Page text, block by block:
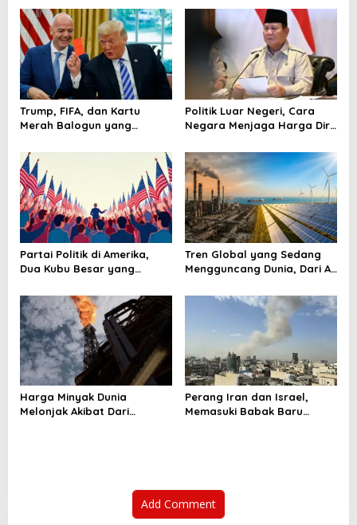
v
i
g
a
t
i
o
n
Trump, FIFA, dan Kartu
Merah Balogun yang
Sepak Bola Dunia
Politik Luar Negeri, Cara
Negara Menjaga Harga Diri
Partai Politik di Amerika,
Dua Kubu Besar yang
Negeri Paman Sam
Tren Global yang Sedang
Mengguncang Dunia, Dari AI
Harga Minyak Dunia
Melonjak Akibat Dari
Perang Iran dan Israel,
Memasuki Babak Baru
Add Comment